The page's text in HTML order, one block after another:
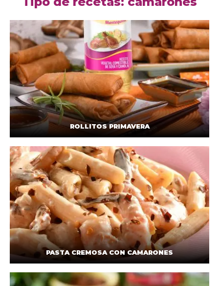
ROLLITOS PRIMAVERA
PASTA CREMOSA CON CAMARONES